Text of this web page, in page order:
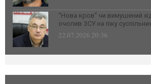
“Нова кров” чи вимушений
очолив ЗСУ на піку
22.07.2026 20:36